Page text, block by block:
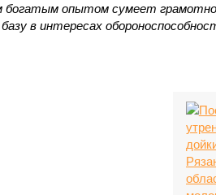
опытом сумеет грамотно
в интересах